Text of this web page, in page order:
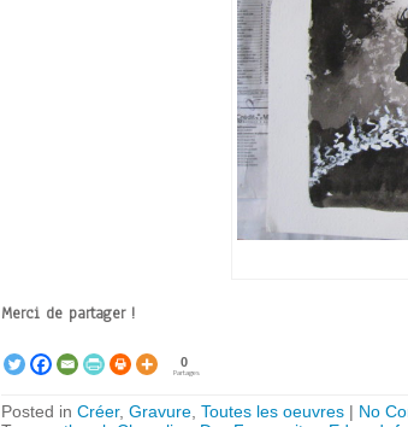
Merci de partager !
0
Partages
Posted in Créer, Gravure Toutes les oeuvres | No